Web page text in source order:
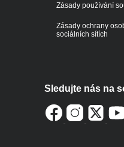
Zásady používání
Zásady ochrany
sociálních sítích
Sledujte nás na